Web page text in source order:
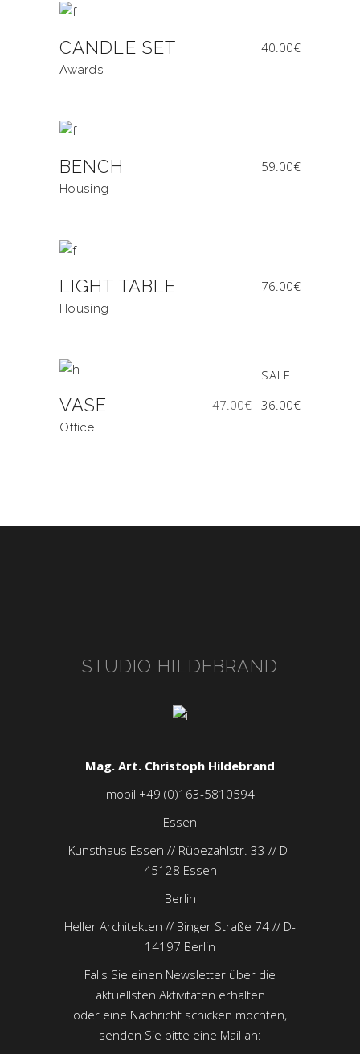
CANDLE SET 40.00€
Awards
BENCH 59.00€
Housing
LIGHT TABLE 76.00€
Housing
SALE
VASE 47.00€ Ursprünglicher
Preis
war:
36.00€Aktueller
Preis
ist:
Office
STUDIO HILDEBRAND
Mag. Art. Christoph Hildebrand
mobil +49 (0)163-5810594
Essen
Kunsthaus Essen // Rübezahlstr. 33 // D-
45128 Essen
Berlin
Heller Architekten // Binger Straße 74 // D-
14197 Berlin
Falls Sie einen Newsletter über die
aktuellsten Aktivitäten erhalten
oder eine Nachricht schicken möchten,
senden Sie bitte eine Mail an: